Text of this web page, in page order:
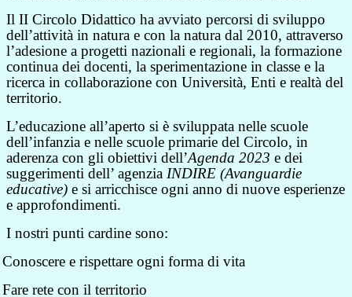
Il II Circolo Didattico ha avviato percorsi di sviluppo
dell’attività in natura e con la natura dal 2010, attraverso
l’adesione a progetti nazionali e regionali, la formazione
continua dei docenti, la sperimentazione in classe e la
ricerca in collaborazione con Università, Enti e realtà del
territorio.
L’educazione all’aperto si è sviluppata nelle scuole
dell’infanzia e nelle scuole primarie del Circolo, in
aderenza con gli obiettivi dell’Agenda 2023 e dei
suggerimenti dell’ agenzia INDIRE (Avanguardie
educative) e si arricchisce ogni anno di nuove esperienze
e approfondimenti.
I nostri punti cardine sono:
Conoscere e rispettare ogni forma di vita
Fare rete con il territorio